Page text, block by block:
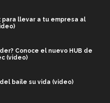
para llevar a tu empresa al
Conoce el nuevo HUB de
(video)
baile su vida (video)